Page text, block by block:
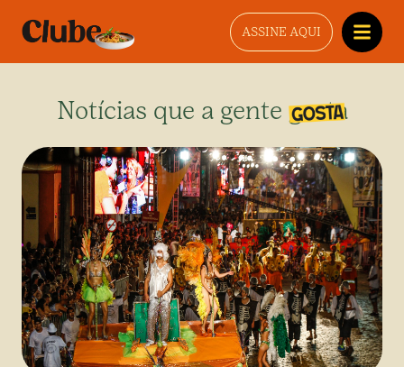
ASSINE AQUI
Notícias que a gente gosta